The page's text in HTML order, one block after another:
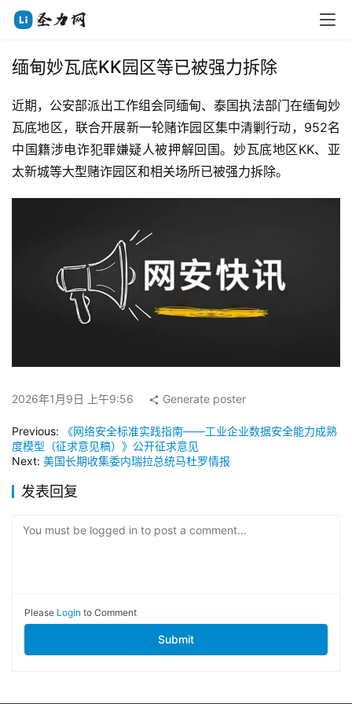
缅甸妙瓦底KK园区等已被强力拆除
近期，公安部派出工作组会同缅甸、泰国执法部门在缅甸妙
瓦底地区，联合开展新一轮赌诈园区集中清剿行动，952名
中国籍涉电诈犯罪嫌疑人被押解回国。妙瓦底地区KK、亚
太新城等大型赌诈园区和相关场所已被强力拆除。
2026年1月9日 上午9:56 Generate poster
Previous:
《网络安全标准实践指南——工业企业数据安全能力成熟
度模型（征求意见稿）》公开征求意见
Next: 美国长期收集委内瑞拉总统马杜罗情报
发表回复
You must be logged in to post a comment...
Please Login to Comment
Submit